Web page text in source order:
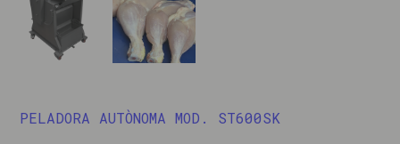
PELADORA AUTÒNOMA MOD. ST600SK